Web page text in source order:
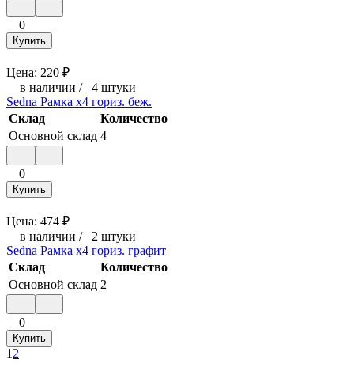
0
Купить
Цена: 220 ₽
в наличии / 4 штуки
Sedna Рамка х4 гориз. беж.
Склад
Количество
Основной склад 4
0
Купить
Цена: 474 ₽
в наличии / 2 штуки
Sedna Рамка х4 гориз. графит
Склад
Количество
Основной склад 2
0
Купить
1 2